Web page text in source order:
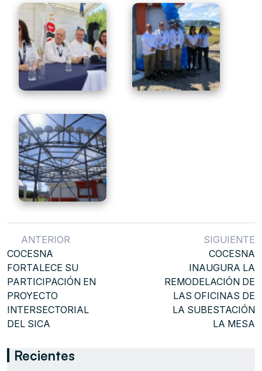
ANTERIOR
COCESNA
FORTALECE SU
PARTICIPACIÓN EN
PROYECTO
INTERSECTORIAL
DEL SICA
SIGUIENTE
COCESNA
INAUGURA LA
REMODELACIÓN DE
LAS OFICINAS DE
LA SUBESTACIÓN
LA MESA
Recientes